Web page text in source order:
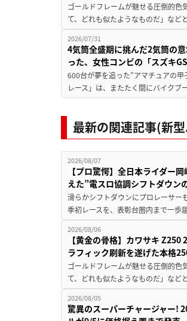
ゴールドフレームが魅せる圧倒的
て、どれも似たようなものだ」な
2026/07/31
4気筒全盛期に挑んだ2気筒の
った、女性コンビの「スズキ
600台が夢を追った”アマチュアの
レース」は、またたく間にバイク
最新の関連記事(新
2026/08/07
【プロ驚愕】全日本ライダー
えた”電スロ協調シフトダウン
滑らかシフトダウンにプロレーサー
季初レースを、表彰台圏内まで一
2026/08/06
【黄金の骨格】カワサキ
ラフィック刷新を遂げた本格
ゴールドフレームが魅せる圧倒的
て、どれも似たようなものだ」な
2026/08/05
驚異のスーパーチャージャー!